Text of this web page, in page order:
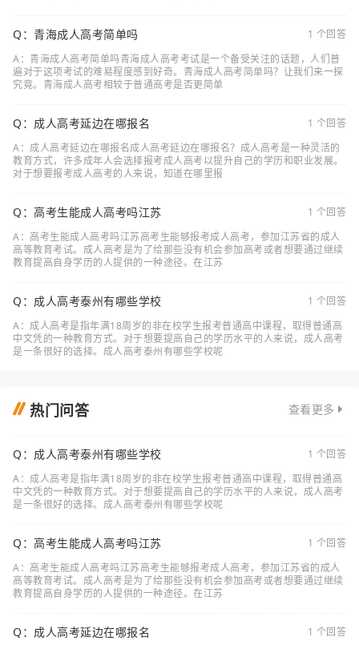
Q：青海成人高考简单吗
1 个回答
A：青海成人高考简单吗青海成人高考考试是一个备受关注的话题，人们普
遍对于这项考试的难易程度感到好奇。青海成人高考简单吗？让我们来一探
究竟。青海成人高考相较于普通高考是否更简单
Q：成人高考延边在哪报名
1 个回答
A：成人高考延边在哪报名成人高考延边在哪报名？成人高考是一种灵活的
教育方式，许多成年人会选择报考成人高考以提升自己的学历和职业发展。
对于想要报考成人高考的人来说，知道在哪里报
Q：高考生能成人高考吗江苏
1 个回答
A：高考生能成人高考吗江苏高考生能够报考成人高考，参加江苏省的成人
高等教育考试。成人高考是为了给那些没有机会参加高考或者想要通过继续
教育提高自身学历的人提供的一种途径。在江苏
Q：成人高考泰州有哪些学校
1 个回答
A：成人高考是指年满18周岁的非在校学生报考普通高中课程，取得普通高
中文凭的一种教育方式。对于想要提高自己的学历水平的人来说，成人高考
是一条很好的选择。成人高考泰州有哪些学校呢
热门问答 查看更多
Q：成人高考泰州有哪些学校
1 个回答
A：成人高考是指年满18周岁的非在校学生报考普通高中课程，取得普通高
中文凭的一种教育方式。对于想要提高自己的学历水平的人来说，成人高考
是一条很好的选择。成人高考泰州有哪些学校呢
Q：高考生能成人高考吗江苏
1 个回答
A：高考生能成人高考吗江苏高考生能够报考成人高考，参加江苏省的成人
高等教育考试。成人高考是为了给那些没有机会参加高考或者想要通过继续
教育提高自身学历的人提供的一种途径。在江苏
Q：成人高考延边在哪报名
1 个回答